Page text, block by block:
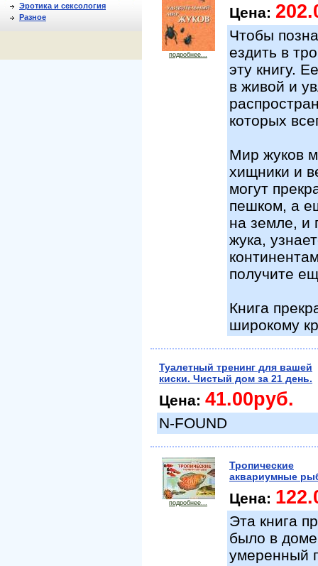
Эротика и сексология
Разное
подробнее...
Цена:
Чтобы
ездить в
эту книгу.
в живой и
которых
Мир жуков
хищники и
могут
пешком, а
на земле, и
жука,
получите
Книга
широкому
Туалетный тренинг для вашей
киски. Чистый дом за 21 день.
Цена: 41.00руб.
N-FOUND
подробнее...
Тропические
аквариумные
Цена:
Эта книга
было в доме
умеренный